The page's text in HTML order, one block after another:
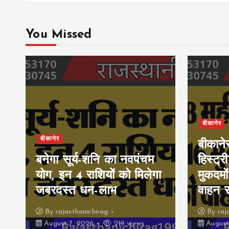
You Missed
बीकानेर
बनेगा सूर्य-शनि का नवपंचम
योग, इन 4 राशियों को मिलेगा
जबरदस्त धन-लाभ
By rajasthanichirag
August 7, 2026
219 views
बीकानेर
वाहन
By